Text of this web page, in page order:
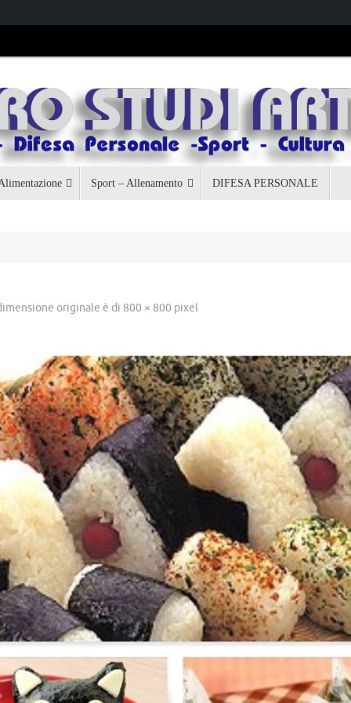
Sport – Allenamento DIFESA PERSONALE
originale è di 800 × 800 pixel